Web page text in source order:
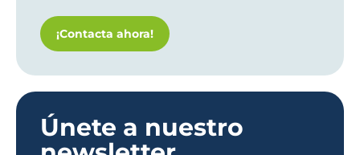
¡Contacta ahora!
Únete a nuestro